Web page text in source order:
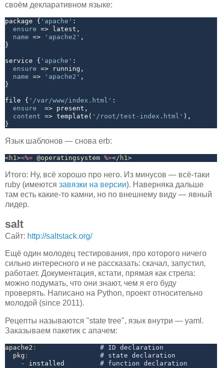
своём декларативном языке:
package { ' apache ' :
ensure => latest,
name => ' apache2 ' ,
}
service { ' apache ' :
ensure => running,
name => ' apache2 ' ,
}
file { ' /var/www/index.html ' :
ensure
  => present,
content => template( ' /root/test-index.html ' ),
Язык шаблонов — снова erb:
<h1><%= @operatingsystem %></ h1>
Итого: Ну, всё хорошо про него. Из минусов — всё-таки
ruby (имеются завязки на версии). Наверняка дальше
там есть какие-то камни, но по внешнему виду — явный
лидер.
salt
Сайт: http://saltstack.org/
Ещё один молодец тестирования, про которого ничего
сильно интересного и не рассказать: скачал, запустил,
работает. Документация, кстати, прямая как стрела:
можно подумать, что они знают, чем я его буду
проверять. Написано на Python, проект относительно
молодой (since 2011).
Рецепты называются "state tree", язык внутри — yaml.
Заказываем пакетик с апачем:
apache2 :
# ID declaration
pkg :
# state declaration
- installed # function declaration